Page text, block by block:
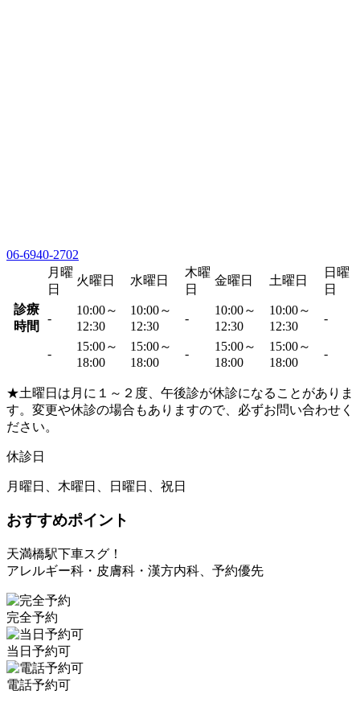
06-6940-2702
月曜
日
火曜日 水曜日
木曜
日
金曜日 土曜日
日曜
日
診療
時間
-
10:00～
12:30
10:00～
12:30
-
10:00～
12:30
10:00～
12:30
-
-
15:00～
18:00
15:00～
18:00
-
15:00～
18:00
15:00～
18:00
-
★土曜日は月に１～２度、午後診が休診になることがありま
す。変更や休診の場合もありますので、必ずお問い合わせく
ださい。
休診日
月曜日、木曜日、日曜日、祝日
おすすめポイント
天満橋駅下車スグ！
アレルギー科・皮膚科・漢方内科、予約優先
完全予約
当日予約可
電話予約可